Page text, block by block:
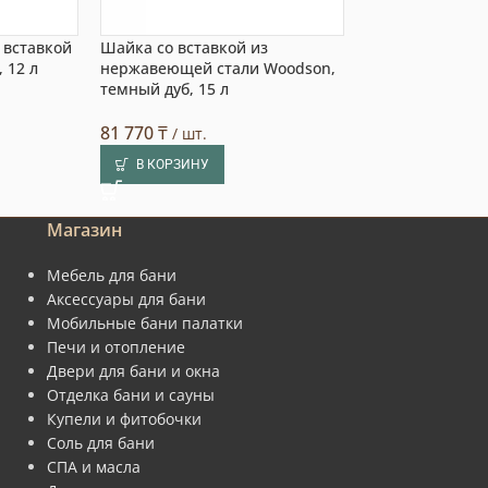
12 л
Шайка со вставкой из
нержавеющей стали Woodson,
темный дуб, 15 л
81 770₸/ шт.
В КОРЗИНУ
Магазин
Мебель для бани
Аксессуары для бани
Мобильные бани палатки
Печи и отопление
Двери для бани и окна
Отделка бани и сауны
Купели и фитобочки
Соль для бани
СПА и масла